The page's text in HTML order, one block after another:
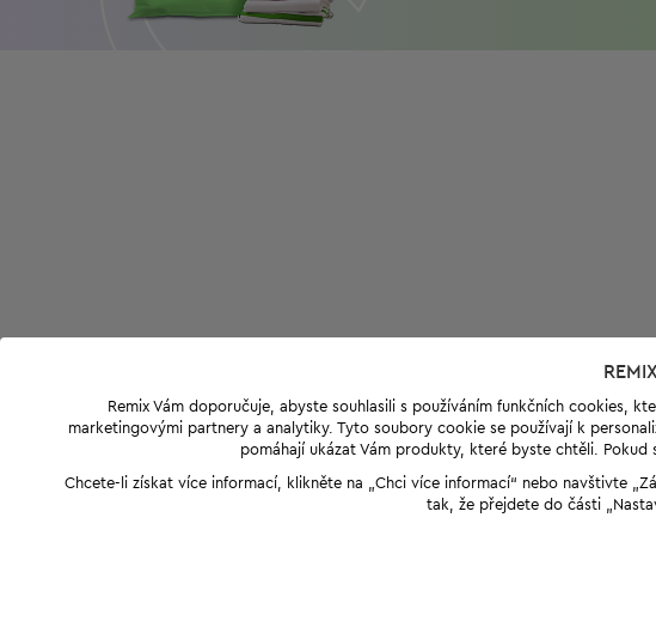
Remix Vám doporučuje, abyste souhlasili s používáním funkčních cookies,
marketingovými partnery a analytiky. Tyto soubory cookie se používají k
pomáhají ukázat Vám produkty, které byste chtěli.
Chcete-li získat více informací, klikněte na „Chci více informací“ nebo navštivte
tak, že přejdete do části